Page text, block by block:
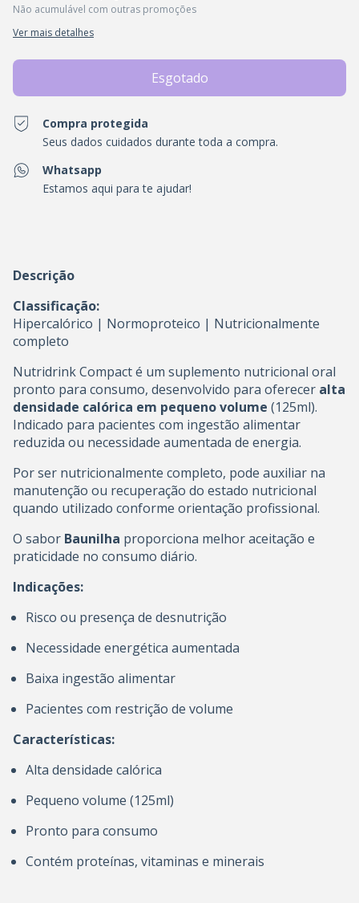
Não acumulável com outras promoções
Ver mais detalhes
Compra protegida
Seus dados cuidados durante toda a compra.
Whatsapp
Estamos aqui para te ajudar!
Descrição
Classificação:
Hipercalórico | Normoproteico | Nutricionalmente
completo
Nutridrink Compact é um suplemento nutricional oral
pronto para consumo, desenvolvido para oferecer alta
densidade calórica em pequeno volume (125ml).
Indicado para pacientes com ingestão alimentar
reduzida ou necessidade aumentada de energia.
Por ser nutricionalmente completo, pode auxiliar na
manutenção ou recuperação do estado nutricional
quando utilizado conforme orientação profissional.
O sabor Baunilha proporciona melhor aceitação e
praticidade no consumo diário.
Indicações:
Risco ou presença de desnutrição
Necessidade energética aumentada
Baixa ingestão alimentar
Pacientes com restrição de volume
Características:
Alta densidade calórica
Pequeno volume (125ml)
Pronto para consumo
Contém proteínas, vitaminas e minerais